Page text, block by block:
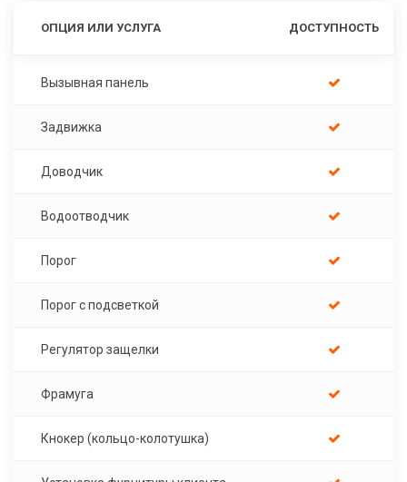
ОПЦИЯ ИЛИ УСЛУГА ДОСТУПНОСТЬ
Вызывная панель
Задвижка
Доводчик
Водоотводчик
Порог
Порог с подсветкой
Регулятор защелки
Фрамуга
Кнокер (кольцо-колотушка)